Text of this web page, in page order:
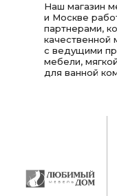
Наш магазин
и Москве
партнерами,
с ведущими
мебели,
для ванной